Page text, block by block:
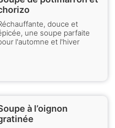
douce et
une soupe parfaite
l'automne et l'hiver
à l’oignon